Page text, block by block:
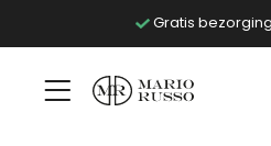
Gratis